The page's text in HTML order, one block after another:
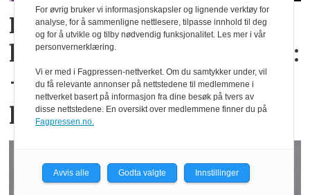
Randi Regnskap mottok
heder for sin B2B-strategi:
– Handler om avkastning
per investerte krone
For øvrig bruker vi informasjonskapsler og lignende verktøy for
analyse, for å sammenligne nettlesere, tilpasse innhold til deg
og for å utvikle og tilby nødvendig funksjonalitet. Les mer i vår
personvernerklæring.
Vi er med i Fagpressen-nettverket. Om du samtykker under, vil
du få relevante annonser på nettstedene til medlemmene i
nettverket basert på informasjon fra dine besøk på tvers av
disse nettstedene. En oversikt over medlemmene finner du på
Fagpressen.no.
Avvis alle Godta valgte Innstillinger